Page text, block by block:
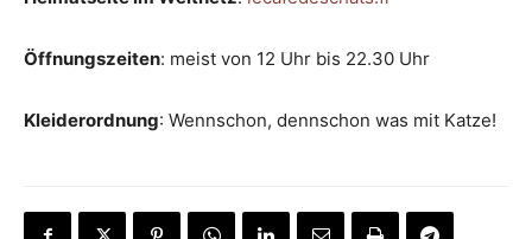
Öffnungszeiten: meist von 12 Uhr bis 22.30 Uhr
Kleiderordnung: Wennschon, dennschon was mit Katze!